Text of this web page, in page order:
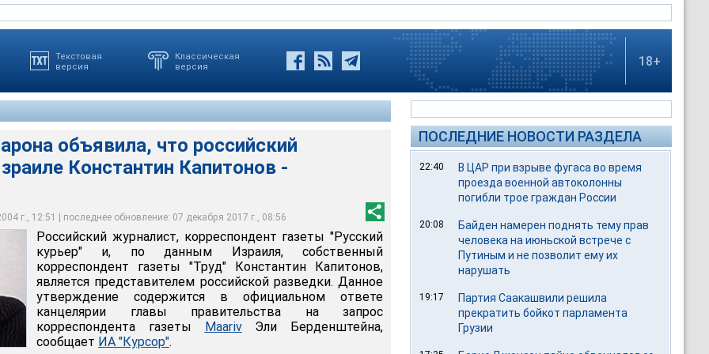
Текстовая
версия
Классическая
версия
18+
объявила, что российский
Константин Капитонов -
г., 12:51 | последнее обновление: 07 декабря 2017 г., 08:56
газеты "Труд" Константин Капитонов является
разведки. Данное утверждение содержится в
канцелярии главы правительства на запрос корреспондента
структур, засылка Капитонова является частью усилий,
разведкой с целью создания своей агентуры в
журналистской аккредитации, дипломатического паспорта
давно умер, но методы работы в различных странах не
Российский журналист, корреспондент газеты "Русский
курьер" и, по данным Израиля, собственный
корреспондент газеты "Труд" Константин Капитонов,
является представителем российской разведки. Данное
утверждение содержится в официальном ответе
канцелярии главы правительства на запрос
корреспондента газеты MaarivЭли Берденштейна,
сообщает ИА "Курсор".
ПОСЛЕДНИЕ НОВОСТИ РАЗДЕЛА
22:40
В ЦАР при взрыве фугаса во время
проезда военной автоколонны
погибли трое граждан России
20:08
Байден намерен поднять тему прав
человека на июньской встрече с
Путиным и не позволит ему их
нарушать
19:17
Партия Саакашвили решила
прекратить бойкот парламента
Грузии